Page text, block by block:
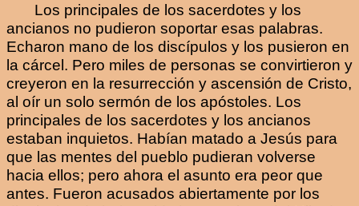
Los principales de los sacerdotes y los
ancianos no pudieron soportar esas palabras.
Echaron mano de los discípulos y los pusieron en
la cárcel. Pero miles de personas se convirtieron y
creyeron en la resurrección y ascensión de Cristo,
al oír un solo sermón de los apóstoles. Los
principales de los sacerdotes y los ancianos
estaban inquietos. Habían matado a Jesús para
que las mentes del pueblo pudieran volverse
hacia ellos; pero ahora el asunto era peor que
antes. Fueron acusados abiertamente por los